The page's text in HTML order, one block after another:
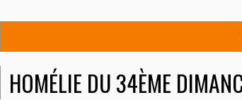
HOMÉLIE DU 34ÈME